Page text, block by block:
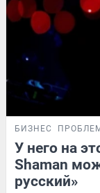
БИЗНЕС
У него на
Shaman
русский»